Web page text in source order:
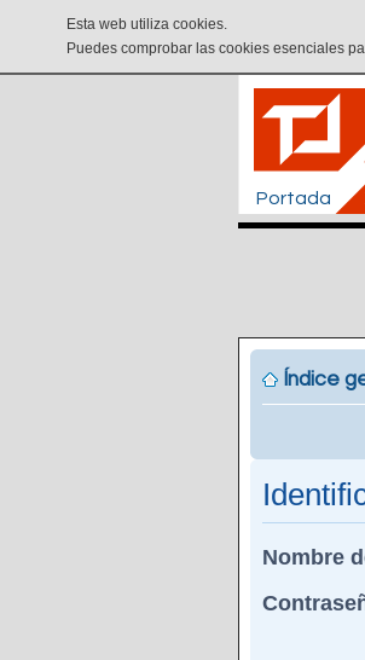
Esta web utiliza cookies.
Puedes comprobar las cookies esenciales
Portada
Índice
Nombre